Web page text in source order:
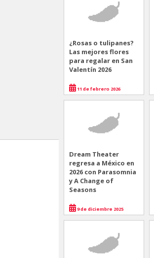
¿Rosas o tulipanes?
Las mejores flores
para regalar en San
Valentín 2026
11 de febrero 2026
Dream Theater
regresa a México en
2026 con Parasomnia
y A Change of
Seasons
9 de diciembre 2025